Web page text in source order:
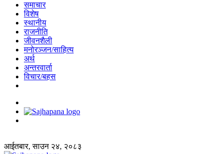
समाचार
विशेष
स्थानीय
राजनीति
जीवनशैली
मनोरञ्जन/साहित्य
अर्थ
अन्तरवार्ता
विचार/बहस
आईतबार, साउन २४, २०८३